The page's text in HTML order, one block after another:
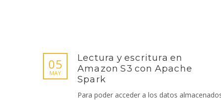
05
MAY
Lectura y escritura en
Amazon S3 con Apache
Spark
Para poder acceder a los datos